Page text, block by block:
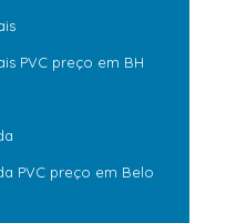
PVC preço em BH
PVC preço em Belo